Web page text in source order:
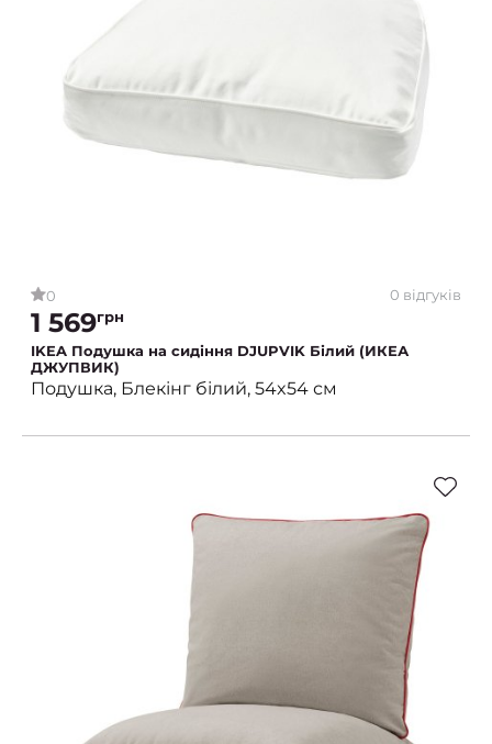
0 0 відгуків
1 569грн
IKEA Подушка на сидіння DJUPVIK Білий (ИКЕА
ДЖУПВИК)
Подушка, Блекінг білий, 54x54 см